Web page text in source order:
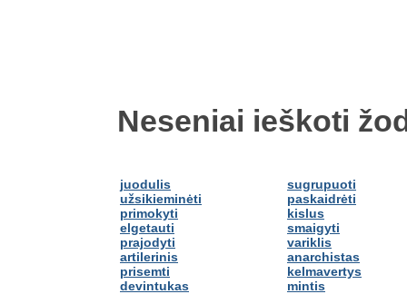
Neseniai ieškoti
juodulis
užsikieminėti
primokyti
elgetauti
prajodyti
artilerinis
prisemti
devintukas
sugrupuoti
paskaidrėti
kislus
smaigyti
variklis
anarchistas
kelmavertys
mintis